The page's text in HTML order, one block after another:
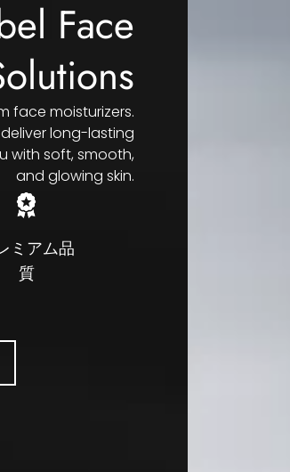
Face
face moisturizers.
long-lasting
with soft, smooth,
and glowing skin.
ミアム品
質